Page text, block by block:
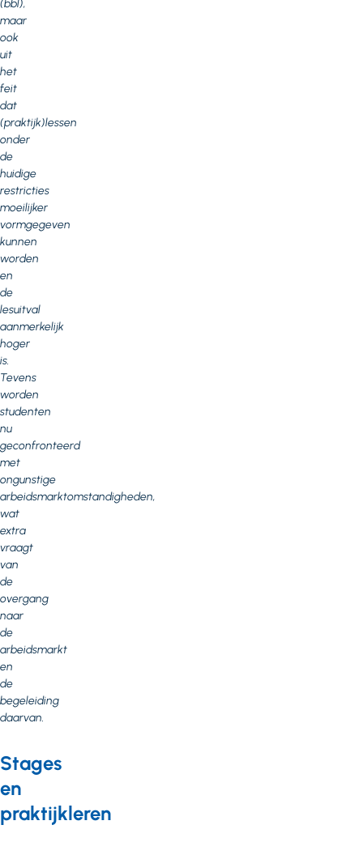
(bbl),
maar
ook
uit
het
feit
dat
(praktijk)lessen
onder
de
huidige
restricties
moeilijker
vormgegeven
kunnen
worden
en
de
lesuitval
aanmerkelijk
hoger
is.
Tevens
worden
studenten
nu
geconfronteerd
met
ongunstige
arbeidsmarktomstandigheden,
wat
extra
vraagt
van
de
overgang
naar
de
arbeidsmarkt
en
de
begeleiding
daarvan.
Stages
en
praktijkleren